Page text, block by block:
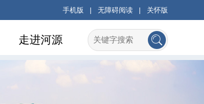
手机版 | 无障碍阅读 | 关怀版
走进河源